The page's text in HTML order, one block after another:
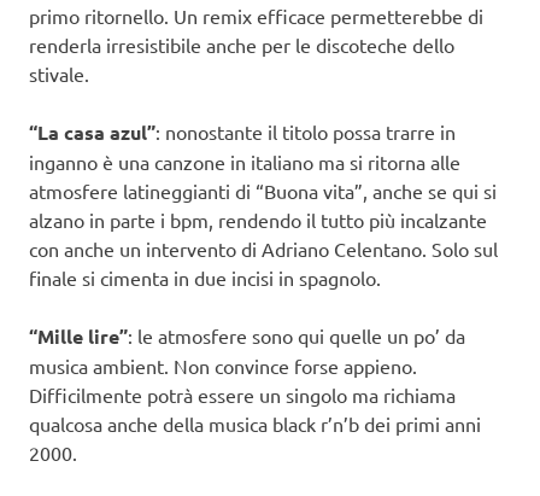
primo ritornello. Un remix efficace permetterebbe di
renderla irresistibile anche per le discoteche dello
stivale.
“La casa azul”: nonostante il titolo possa trarre in
inganno è una canzone in italiano ma si ritorna alle
atmosfere latineggianti di “Buona vita”, anche se qui si
alzano in parte i bpm, rendendo il tutto più incalzante
con anche un intervento di Adriano Celentano. Solo sul
finale si cimenta in due incisi in spagnolo.
“Mille lire”: le atmosfere sono qui quelle un po’ da
musica ambient. Non convince forse appieno.
Difficilmente potrà essere un singolo ma richiama
qualcosa anche della musica black r’n’b dei primi anni
2000.